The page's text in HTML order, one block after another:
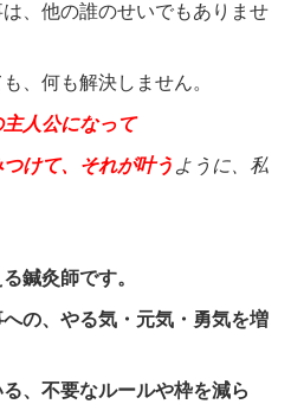
、他の誰のせいでもありませ
、何も解決しません。
人公になって
けて、それが叶う ように、私
鍼灸師です。
の、やる気・元気・勇気を増
、不要なルールや枠を減ら